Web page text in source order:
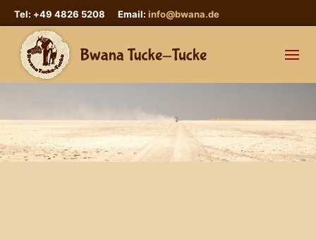
Tel: +49 4826 5208 Email: info@bwana.de